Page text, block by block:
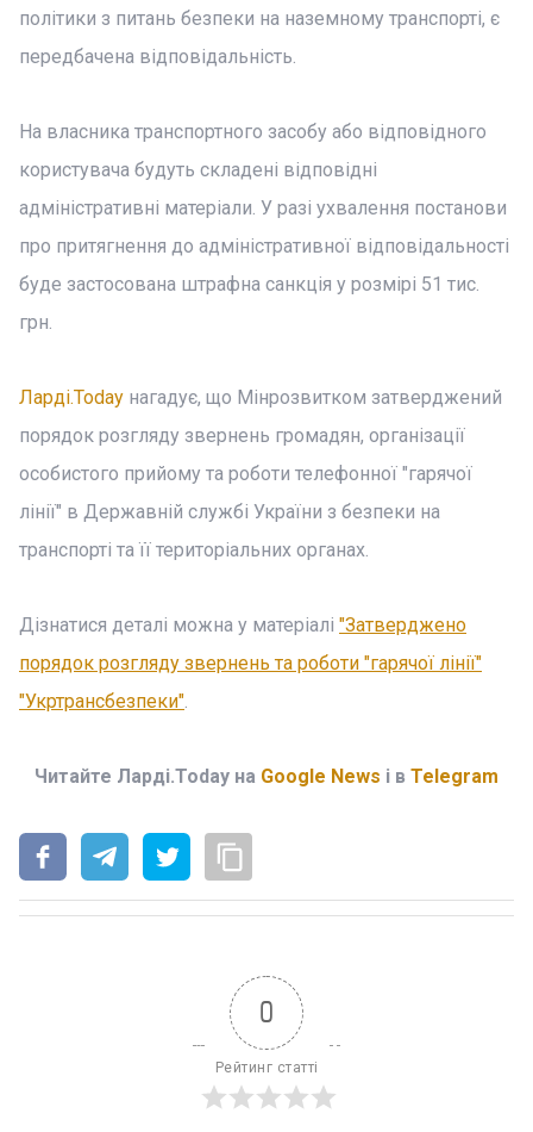
політики з питань безпеки на наземному транспорті, є
передбачена відповідальність.
На власника транспортного засобу або відповідного
користувача будуть складені відповідні
адміністративні матеріали. У разі ухвалення постанови
про притягнення до адміністративної відповідальності
буде застосована штрафна санкція у розмірі 51 тис.
грн.
Ларді.Today нагадує, що Мінрозвитком затверджений
порядок розгляду звернень громадян, організації
особистого прийому та роботи телефонної "гарячої
лінії" в Державній службі України з безпеки на
транспорті та її територіальних органах.
Дізнатися деталі можна у матеріалі "Затверджено
порядок розгляду звернень та роботи "гарячої лінії"
"Укртрансбезпеки".
Читайте Ларді.Today на Google News і в Telegram
0
Рейтинг статті